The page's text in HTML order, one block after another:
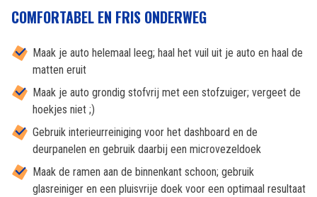
COMFORTABEL EN FRIS ONDERWEG
Maak je auto helemaal leeg; haal het vuil uit je auto en haal de
matten eruit
Maak je auto grondig stofvrij met een stofzuiger; vergeet de
hoekjes niet ;)
Gebruik interieurreiniging voor het dashboard en de
deurpanelen en gebruik daarbij een microvezeldoek
Maak de ramen aan de binnenkant schoon; gebruik
glasreiniger en een pluisvrije doek voor een optimaal resultaat